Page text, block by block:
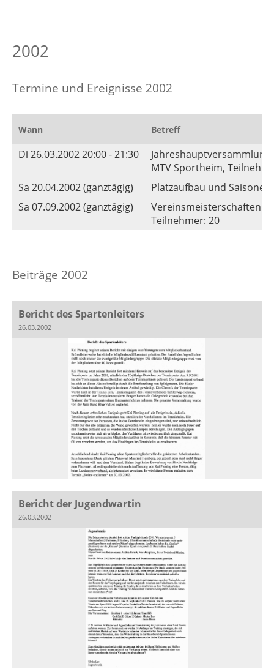
2002
Termine und Ereignisse 2002
Wann Betreff
Di 26.03.2002 20:00 - 21:30
Jahreshauptversammlung
MTV Sportheim,
Sa 20.04.2002 (ganztägig)
Platzaufbau und
Sa 07.09.2002 (ganztägig)
Vereinsmeisterschaften
Teilnehmer: 20
Beiträge 2002
Bericht des Spartenleiters
26.03.2002
Bericht der Jugendwartin
26.03.2002